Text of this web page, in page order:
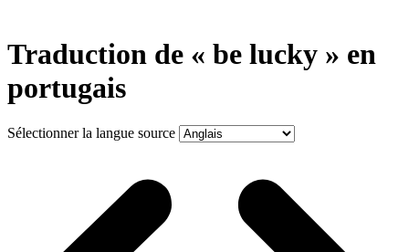
Traduction de « be lucky » en
portugais
Sélectionner la langue source